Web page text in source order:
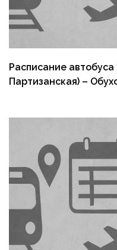
Расписание
Партизанская) –